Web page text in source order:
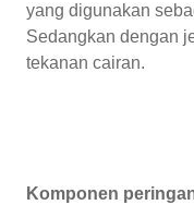
yang digunakan
Sedangkan dengan
tekanan cairan.
Komponen